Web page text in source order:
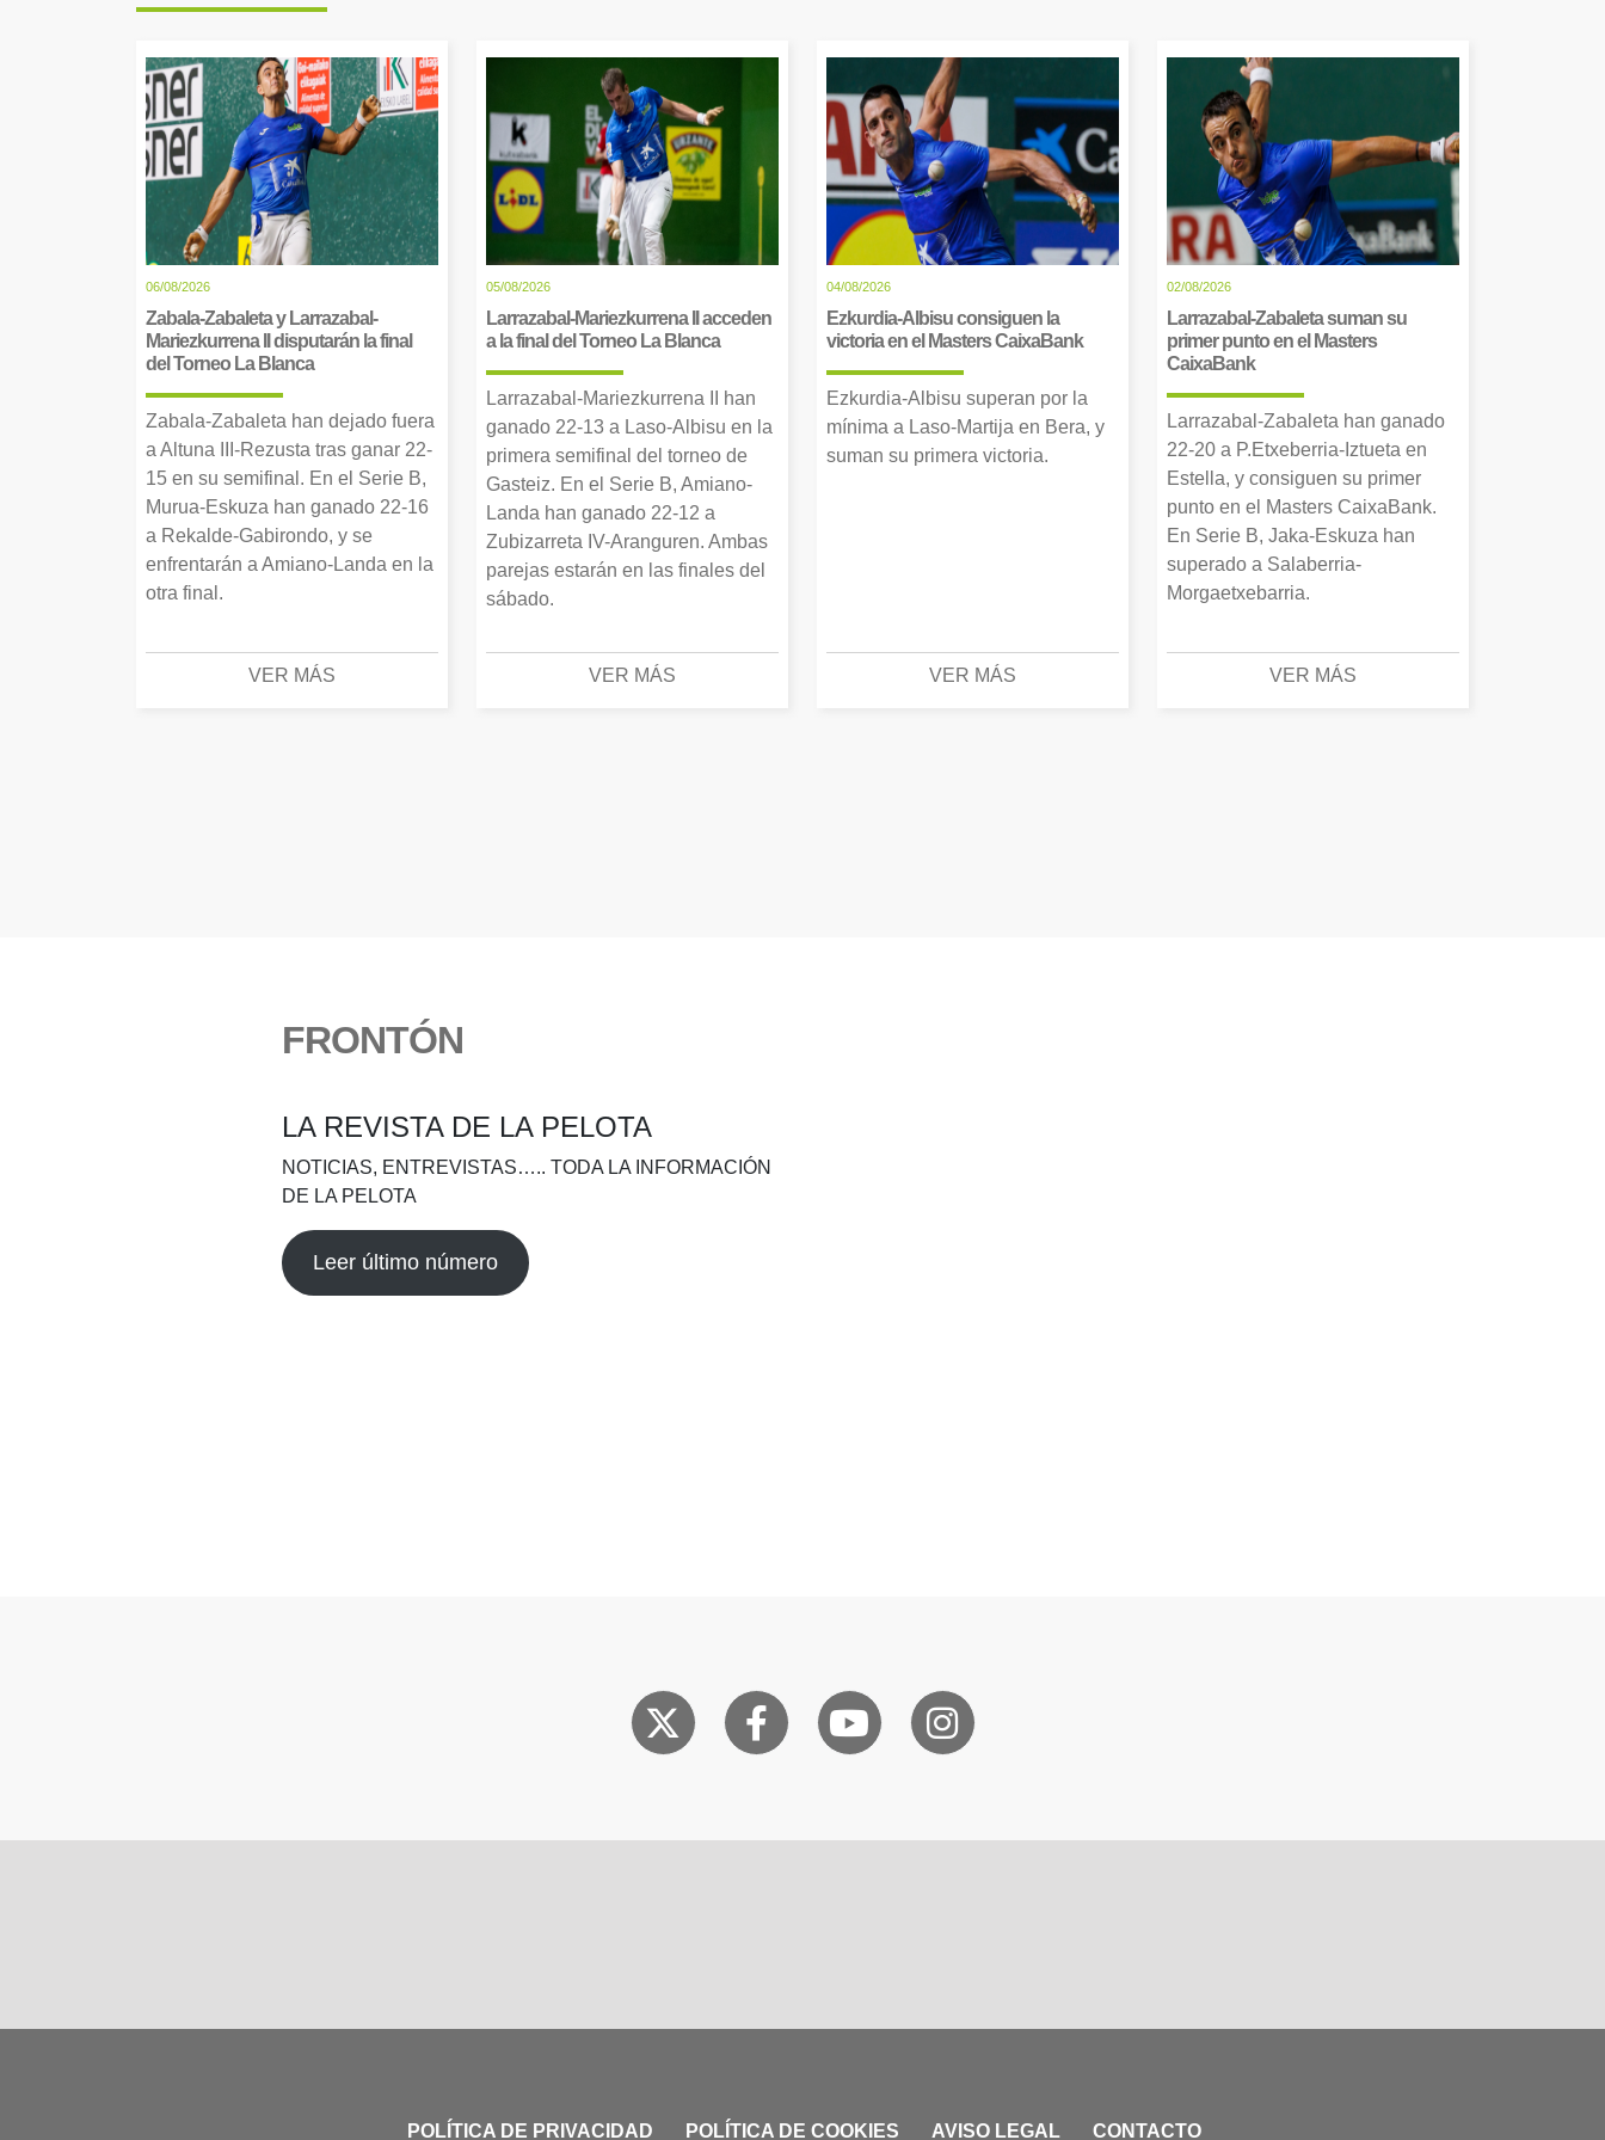
06/08/2026
Zabala-Zabaleta y Larrazabal-
Mariezkurrena II disputarán la final
del Torneo La Blanca
Zabala-Zabaleta han dejado fuera
a Altuna III-Rezusta tras ganar 22-
15 en su semifinal. En el Serie B,
Murua-Eskuza han ganado 22-16
a Rekalde-Gabirondo, y se
enfrentarán a Amiano-Landa en la
otra final.
VER MÁS
05/08/2026
Larrazabal-Mariezkurrena II acceden
a la final del Torneo La Blanca
Larrazabal-Mariezkurrena II han
ganado 22-13 a Laso-Albisu en la
primera semifinal del torneo de
Gasteiz. En el Serie B, Amiano-
Landa han ganado 22-12 a
Zubizarreta IV-Aranguren. Ambas
parejas estarán en las finales del
sábado.
VER MÁS
04/08/2026
Ezkurdia-Albisu consiguen la
victoria en el Masters CaixaBank
Ezkurdia-Albisu superan por la
mínima a Laso-Martija en Bera, y
suman su primera victoria.
VER MÁS
02/08/2026
Larrazabal-Zabaleta suman su
primer punto en el Masters
CaixaBank
Larrazabal-Zabaleta han ganado
22-20 a P.Etxeberria-Iztueta en
Estella, y consiguen su primer
punto en el Masters CaixaBank.
En Serie B, Jaka-Eskuza han
superado a Salaberria-
Morgaetxebarria.
VER MÁS
FRONTÓN
LA REVISTA DE LA PELOTA
NOTICIAS, ENTREVISTAS….. TODA LA INFORMACIÓN
DE LA PELOTA
Leer último número
POLÍTICA DE PRIVACIDAD POLÍTICA DE COOKIES AVISO LEGAL CONTACTO